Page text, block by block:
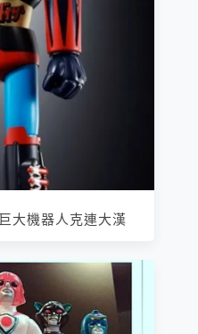
大機器人克連大漢